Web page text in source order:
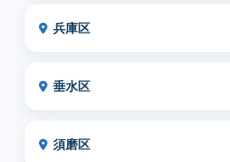
兵庫区
垂水区
須磨区